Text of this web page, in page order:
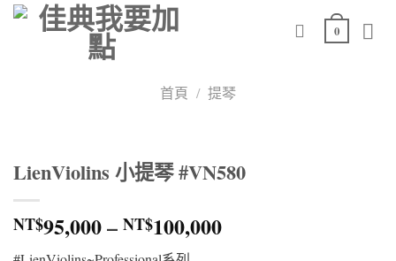
Skip
0
首頁 / 提琴
LienViolins 小提琴 #VN580
NT$95,000– NT$100,000價